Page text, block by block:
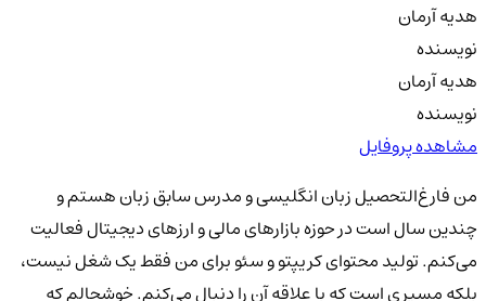
هدیه آرمان
نویسنده
هدیه آرمان
نویسنده
مشاهده پروفایل
من فارغ‌التحصیل زبان انگلیسی و مدرس سابق زبان هستم و
چندین سال است در حوزه بازارهای مالی و ارزهای دیجیتال فعالیت
می‌کنم. تولید محتوای کریپتو و سئو برای من فقط یک شغل نیست،
بلکه مسیری است که با علاقه آن را دنبال می‌کنم. خوشحالم که